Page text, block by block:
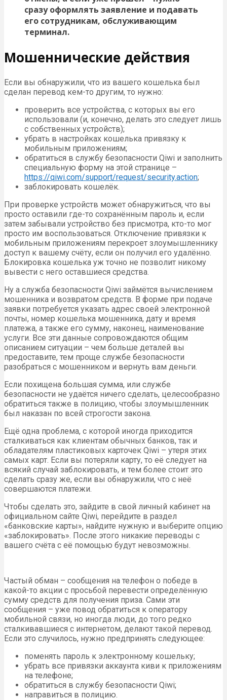
сразу оформлять заявление и подавать
его сотрудникам, обслуживающим
терминал.
Мошеннические действия
Если вы обнаружили, что из вашего кошелька был
сделан перевод кем-то другим, то нужно:
проверить все устройства, с которых вы его
использовали (и, конечно, делать это следует лишь
с собственных устройств);
убрать в настройках кошелька привязку к
мобильным приложениям;
обратиться в службу безопасности Qiwi и заполнить
специальную форму на этой странице –
https://qiwi.com/support/request/security.action;
заблокировать кошелёк.
При проверке устройств может обнаружиться, что вы
просто оставили где-то сохранённым пароль и, если
затем забывали устройство без присмотра, кто-то мог
просто им воспользоваться. Отключение привязки к
мобильным приложениям перекроет злоумышленнику
доступ к вашему счёту, если он получил его удалённо.
Блокировка кошелька уж точно не позволит никому
вывести с него оставшиеся средства.
Ну а служба безопасности Qiwi займётся вычислением
мошенника и возвратом средств. В форме при подаче
заявки потребуется указать адрес своей электронной
почты, номер кошелька мошенника, дату и время
платежа, а также его сумму, наконец, наименование
услуги. Все эти данные сопровождаются общим
описанием ситуации – чем больше деталей вы
предоставите, тем проще службе безопасности
разобраться с мошенником и вернуть вам деньги.
Если похищена большая сумма, или службе
безопасности не удаётся ничего сделать, целесообразно
обратиться также в полицию, чтобы злоумышленник
был наказан по всей строгости закона.
Ещё одна проблема, с которой иногда приходится
сталкиваться как клиентам обычных банков, так и
обладателям пластиковых карточек Qiwi – утеря этих
самых карт. Если вы потеряли карту, то её следует на
всякий случай заблокировать, и тем более стоит это
сделать сразу же, если вы обнаружили, что с неё
совершаются платежи.
Чтобы сделать это, зайдите в свой личный кабинет на
официальном сайте Qiwi, перейдите в раздел
«банковские карты», найдите нужную и выберите опцию
«заблокировать». После этого никакие переводы с
вашего счёта с её помощью будут невозможны.
Частый обман – сообщения на телефон о победе в
какой-то акции с просьбой перевести определённую
сумму средств для получения приза. Сами эти
сообщения – уже повод обратиться к оператору
мобильной связи, но иногда люди, до того редко
сталкивавшиеся с интернетом, делают такой перевод.
Если это случилось, нужно предпринять следующее:
поменять пароль к электронному кошельку;
убрать все привязки аккаунта киви к приложениям
на телефоне;
обратиться в службу безопасности Qiwi;
направиться в полицию.